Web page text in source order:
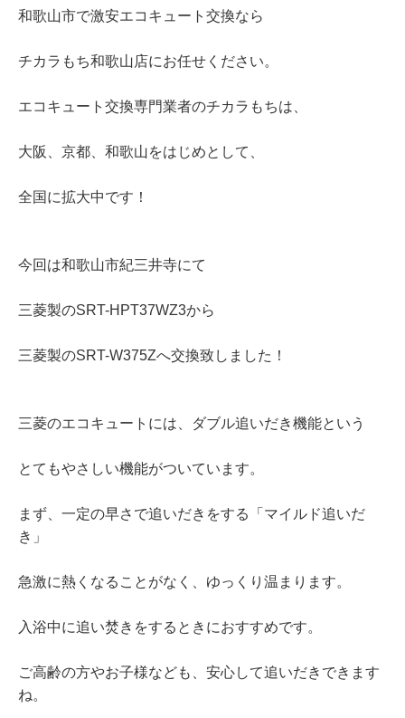
和歌山市で激安エコキュート交換なら
チカラもち和歌山店にお任せください。
エコキュート交換専門業者のチカラもちは、
大阪、京都、和歌山をはじめとして、
全国に拡大中です！
今回は和歌山市紀三井寺にて
三菱製のSRT-HPT37WZ3から
三菱製のSRT-W375Zへ交換致しました！
三菱のエコキュートには、ダブル追いだき機能という
とてもやさしい機能がついています。
まず、一定の早さで追いだきをする「マイルド追いだ
き」
急激に熱くなることがなく、ゆっくり温まります。
入浴中に追い焚きをするときにおすすめです。
ご高齢の方やお子様なども、安心して追いだきできます
ね。